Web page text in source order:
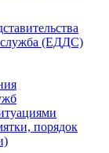
служба (ЕДДС)
порядок